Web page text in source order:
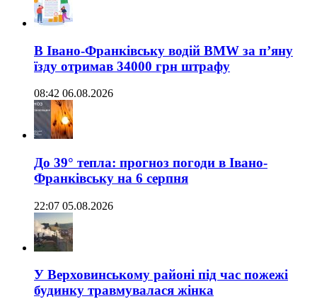
В Івано-Франківську водій BMW за п’яну
їзду отримав 34000 грн штрафу
08:42 06.08.2026
До 39° тепла: прогноз погоди в Івано-
Франківську на 6 серпня
22:07 05.08.2026
У Верховинському районі під час пожежі
будинку травмувалася жінка